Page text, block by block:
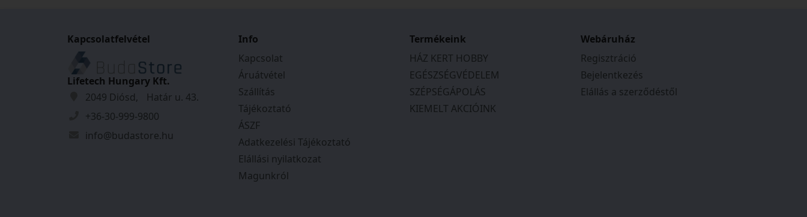
időpontjáról pontos tájékoztatást
szerint történt. Csak ajánlani tudom
Kapcsolatfelvétel
Lifetech Hungary Kft.
2049 Diósd, Határ u. 43.
+36-30-999-9800
info@budastore.hu
Info
Kapcsolat
Áruátvétel
Szállítás
Tájékoztató
ÁSZF
Adatkezelési Tájékoztató
Elállási nyilatkozat
Magunkról
Termékeink
HÁZ KERT HOBBY
EGÉSZSÉGVÉDELEM
SZÉPSÉGÁPOLÁS
KIEMELT AKCIÓINK
Webáruház
Regisztráció
Bejelentkezés
Elállás a szerződéstől